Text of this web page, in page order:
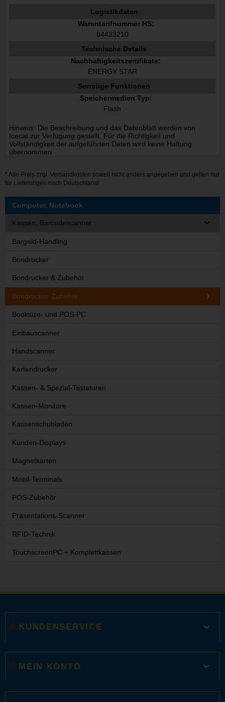
Logistikdaten
Warentarifnummer HS:
84433210
Technische Details
Nachhaltigkeitszertifikate:
ENERGY STAR
Sonstige Funktionen
Speichermedien Typ:
Flash
Hinweis: Die Beschreibung und das Datenblatt werden von
Icecat zur Verfügung gestellt. Für die Richtigkeit und
Vollständigkeit der aufgeführten Daten wird keine Haftung
übernommen.
* Alle Preis zzgl. Versandkosten soweit nicht anders angegeben und gelten nur
für Lieferungen nach Deutschland!
Computer, Notebook
Kassen, Barcodescanner
Bargeld-Handling
Bondrucker
Bondrucker & Zubehör
Bondrucker-Zubehör
Booksize- und POS-PC
Einbauscanner
Handscanner
Kartendrucker
Kassen- & Spezial-Tastaturen
Kassen-Monitore
Kassenschubladen
Kunden-Displays
Magnetkarten
Mobil-Terminals
POS-Zubehör
Präsentations-Scanner
RFID-Technik
TouchscreenPC + Komplettkassen
KUNDENSERVICE
MEIN KONTO